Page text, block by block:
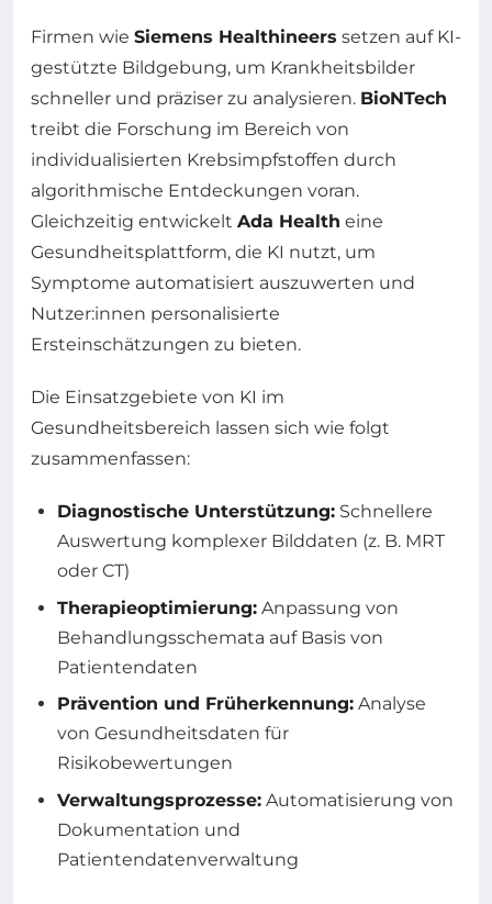
Firmen wie Siemens Healthineers setzen auf KI-
gestützte Bildgebung, um Krankheitsbilder
schneller und präziser zu analysieren. BioNTech
treibt die Forschung im Bereich von
individualisierten Krebsimpfstoffen durch
algorithmische Entdeckungen voran.
Gleichzeitig entwickelt Ada Health eine
Gesundheitsplattform, die KI nutzt, um
Symptome automatisiert auszuwerten und
Nutzer:innen personalisierte
Ersteinschätzungen zu bieten.
Die Einsatzgebiete von KI im
Gesundheitsbereich lassen sich wie folgt
zusammenfassen:
Diagnostische Unterstützung: Schnellere
Auswertung komplexer Bilddaten (z. B. MRT
oder CT)
Therapieoptimierung: Anpassung von
Behandlungsschemata auf Basis von
Patientendaten
Prävention und Früherkennung: Analyse
von Gesundheitsdaten für
Risikobewertungen
Verwaltungsprozesse: Automatisierung von
Dokumentation und
Patientendatenverwaltung